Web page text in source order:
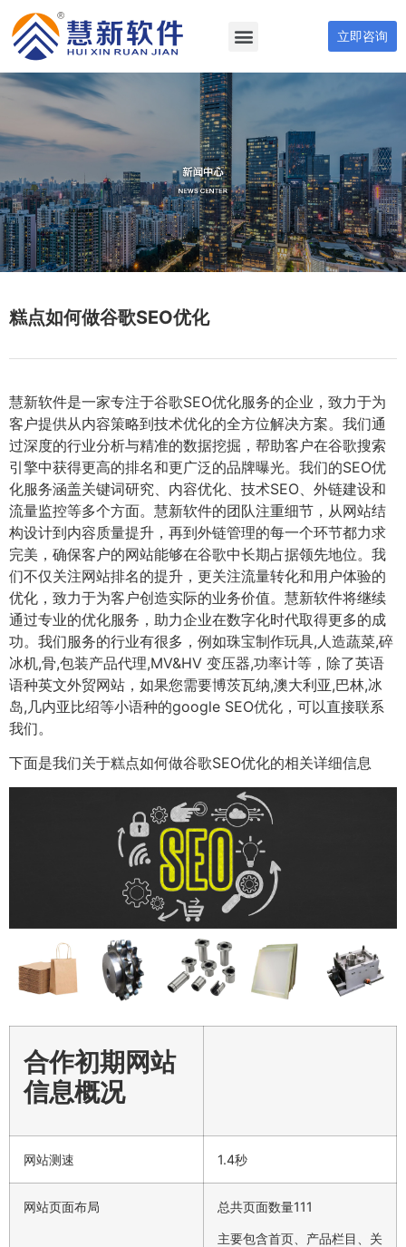
立即咨询
糕点如何做谷歌SEO优化
慧新软件是一家专注于谷歌SEO优化服务的企业，致力于为
客户提供从内容策略到技术优化的全方位解决方案。我们通
过深度的行业分析与精准的数据挖掘，帮助客户在谷歌搜索
引擎中获得更高的排名和更广泛的品牌曝光。我们的SEO优
化服务涵盖关键词研究、内容优化、技术SEO、外链建设和
流量监控等多个方面。慧新软件的团队注重细节，从网站结
构设计到内容质量提升，再到外链管理的每一个环节都力求
完美，确保客户的网站能够在谷歌中长期占据领先地位。我
们不仅关注网站排名的提升，更关注流量转化和用户体验的
优化，致力于为客户创造实际的业务价值。慧新软件将继续
通过专业的优化服务，助力企业在数字化时代取得更多的成
功。我们服务的行业有很多，例如珠宝制作玩具,人造蔬菜,碎
冰机,骨,包装产品代理,MV&HV 变压器,功率计等，除了英语
语种英文外贸网站，如果您需要博茨瓦纳,澳大利亚,巴林,冰
岛,几内亚比绍等小语种的google SEO优化，可以直接联系
我们。
下面是我们关于糕点如何做谷歌SEO优化的相关详细信息
合作初期网站
信息概况
网站测速 1.4秒
网站页面布局 总共页面数量111
主要包含首页、产品栏目、关